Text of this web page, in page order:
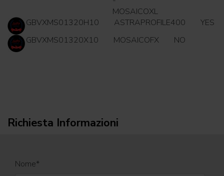
MOSAICOXL
GBVXMS01320H10 ASTRAPROFILE400
YES
GBVXMS01320X10
MOSAICOFX NO
Richiesta Informazioni
Nome*